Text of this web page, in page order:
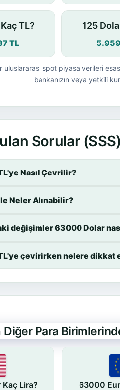
TL?
TL
125
spot piyasa verileri
bankanızın veya yetkili
Sorular (SSS)
Nasıl Çevrilir?
Neler Alınabilir?
değişimler 63000 Dolar
çevirirken nelere dikkat
Para
Lira?
63000